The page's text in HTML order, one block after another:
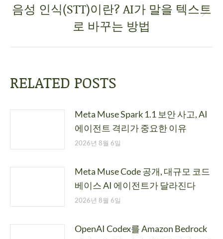
음성 인식(STT)이란? AI가 말을 텍스트
로 바꾸는 방법
RELATED POSTS
Meta Muse Spark 1.1 보안 사고, AI
에이전트 격리가 중요한 이유
2026년 8월 6일
Meta Muse Code 공개, 대규모 코드
베이스 AI 에이전트가 달라진다
2026년 8월 6일
OpenAI Codex를 Amazon Bedrock